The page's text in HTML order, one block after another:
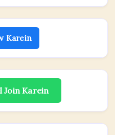
Karein
Join Karein